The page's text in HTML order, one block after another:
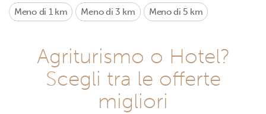
Meno di 1 km Meno di 3 km Meno di 5 km
Agriturismo o Hotel?
Scegli tra le offerte
migliori